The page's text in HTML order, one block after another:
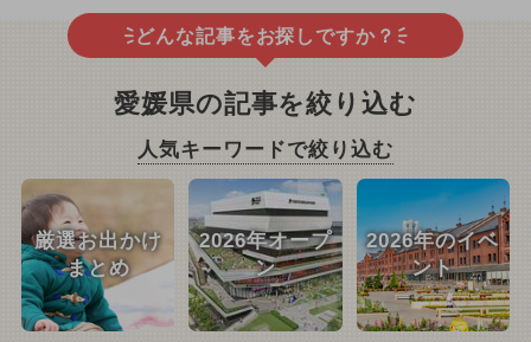
どんな記事をお探しですか？
愛媛県の記事を絞り込む
人気キーワードで絞り込む
厳選お出かけ
まとめ
2026年オープ
ン
2026年のイベ
ント